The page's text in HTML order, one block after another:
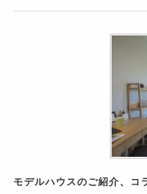
モデルハウスのご紹介、 コ